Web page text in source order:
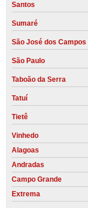
Santos
Sumaré
São José dos Campos
São Paulo
Taboão da Serra
Tatuí
Tietê
Vinhedo
Alagoas
Andradas
Campo Grande
Extrema